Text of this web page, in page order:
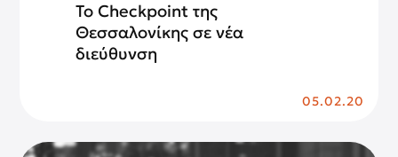
To Checkpoint της
Θεσσαλονίκης σε νέα
διεύθυνση
05.02.20